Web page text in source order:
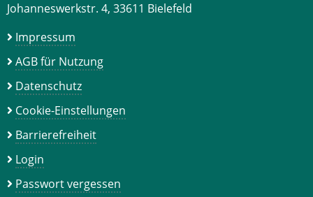
Johanneswerkstr. 4, 33611 Bielefeld
Impressum
AGB für Nutzung
Datenschutz
Cookie-Einstellungen
Barrierefreiheit
Login
Passwort vergessen